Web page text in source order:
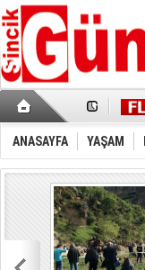
ANASAYFA YAŞAM